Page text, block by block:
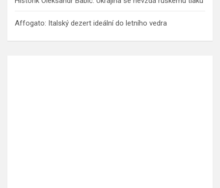
Affogato: Italský dezert ideální do letního vedra